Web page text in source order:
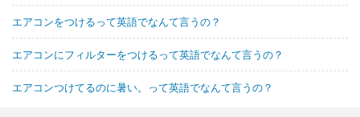
エアコンをつけるって英語でなんて言うの？
エアコンにフィルターをつけるって英語でなんて言うの？
エアコンつけてるのに暑い。って英語でなんて言うの？